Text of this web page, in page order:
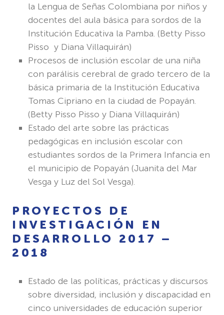
la Lengua de Señas Colombiana por niños y
docentes del aula básica para sordos de la
Institución Educativa la Pamba. (Betty Pisso
Pisso y Diana Villaquirán)
Procesos de inclusión escolar de una niña
con parálisis cerebral de grado tercero de la
básica primaria de la Institución Educativa
Tomas Cipriano en la ciudad de Popayán.
(Betty Pisso Pisso y Diana Villaquirán)
Estado del arte sobre las prácticas
pedagógicas en inclusión escolar con
estudiantes sordos de la Primera Infancia en
el municipio de Popayán (Juanita del Mar
Vesga y Luz del Sol Vesga).
PROYECTOS DE
INVESTIGACIÓN EN
DESARROLLO 2017 –
2018
Estado de las políticas, prácticas y discursos
sobre diversidad, inclusión y discapacidad en
cinco universidades de educación superior